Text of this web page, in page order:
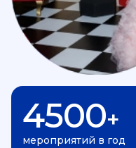
4500+
мероприятий в год